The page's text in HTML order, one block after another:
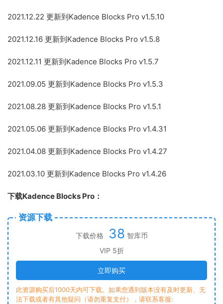
2021.12.22 更新到Kadence Blocks Pro v1.5.10
2021.12.16 更新到Kadence Blocks Pro v1.5.8
2021.12.11 更新到Kadence Blocks Pro v1.5.7
2021.09.05 更新到Kadence Blocks Pro v1.5.3
2021.08.28 更新到Kadence Blocks Pro v1.5.1
2021.05.06 更新到Kadence Blocks Pro v1.4.31
2021.04.08 更新到Kadence Blocks Pro v1.4.27
2021.03.10 更新到Kadence Blocks Pro v1.4.26
下载Kadence Blocks Pro：
资源下载
下载价格 38 智库币
VIP 5折
立即购买
此资源购买后1000天内可下载。如果您遇到版本没有及时更新、无
法下载或者有其他疑问（请勿重复支付），请联系客服: